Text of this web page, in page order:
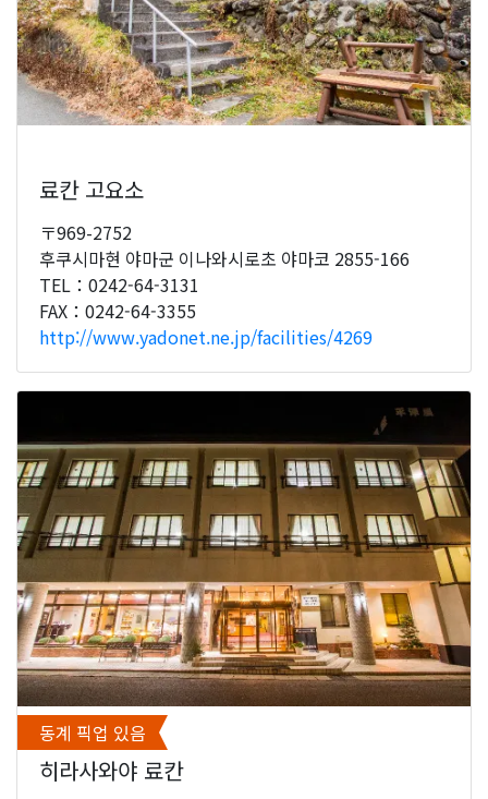
료칸 고요소
〒969-2752
후쿠시마현 야마군 이나와시로초 야마코 2855-166
TEL：0242-64-3131
FAX：0242-64-3355
http://www.yadonet.ne.jp/facilities/4269
동계 픽업 있음
히라사와야 료칸